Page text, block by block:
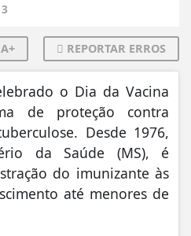
A+ REPORTAR ERROS
o Dia da Vacina
de proteção contra
Desde 1976,
da Saúde (MS), é
do imunizante às
até menores de